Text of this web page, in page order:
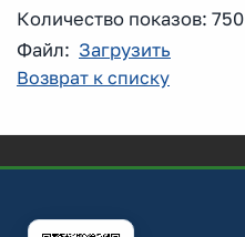
Количество показов: 750
Файл: Загрузить
Возврат к списку